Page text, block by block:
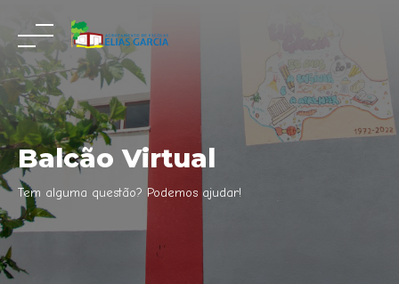
content
Balcão Virtual
Tem alguma questão? Podemos ajudar!